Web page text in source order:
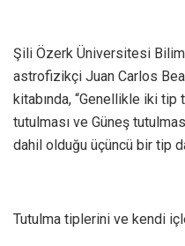
Şili Özerk Üniversitesi
astrofizikçi Juan Carlos
kitabında, “Genellikle iki
tutulması ve Güneş
dahil olduğu üçüncü bir tip
Tutulma tiplerini ve kendi